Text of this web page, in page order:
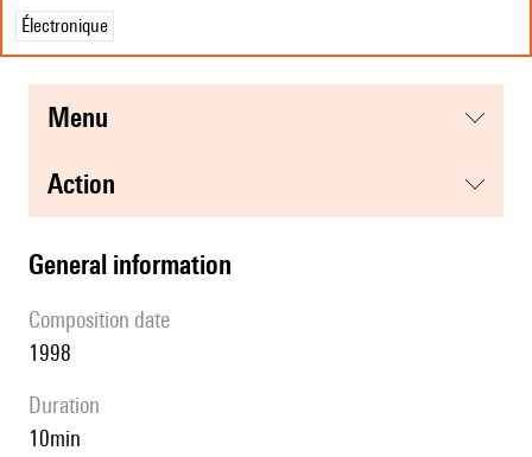
Électronique
menu
action
general information
composition date
1998
duration
10min